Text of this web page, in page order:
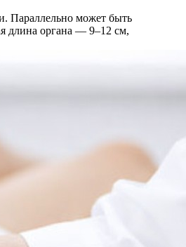
Параллельно может быть
длина органа — 9–12 см,